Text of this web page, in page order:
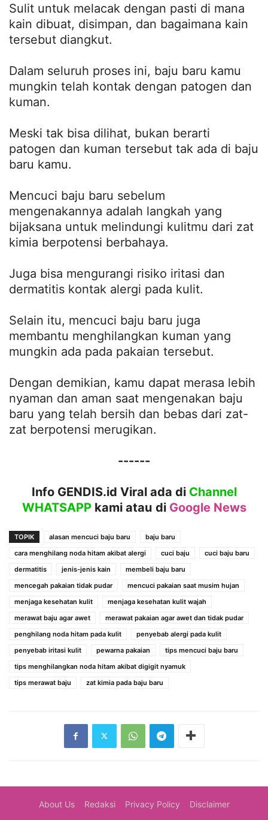
Sulit untuk melacak dengan pasti di mana
kain dibuat, disimpan, dan bagaimana kain
tersebut diangkut.
Dalam seluruh proses ini, baju baru kamu
mungkin telah kontak dengan patogen dan
kuman.
Meski tak bisa dilihat, bukan berarti
patogen dan kuman tersebut tak ada di baju
baru kamu.
Mencuci baju baru sebelum
mengenakannya adalah langkah yang
bijaksana untuk melindungi kulitmu dari zat
kimia berpotensi berbahaya.
Juga bisa mengurangi risiko iritasi dan
dermatitis kontak alergi pada kulit.
Selain itu, mencuci baju baru juga
membantu menghilangkan kuman yang
mungkin ada pada pakaian tersebut.
Dengan demikian, kamu dapat merasa lebih
nyaman dan aman saat mengenakan baju
baru yang telah bersih dan bebas dari zat-
zat berpotensi merugikan.
------
Info GENDIS.id Viral ada di Channel
WHATSAPPkami atau di Google News
TOPIK alasan mencuci baju baru
baju baru
cara menghilang noda hitam akibat alergi
cuci baju
cuci baju baru
dermatitis
jenis-jenis kain
membeli baju baru
mencegah pakaian tidak pudar
mencuci pakaian saat musim hujan
menjaga kesehatan kulit
menjaga kesehatan kulit wajah
merawat baju agar awet
merawat pakaian agar awet dan tidak pudar
penghilang noda hitam pada kulit
penyebab alergi pada kulit
penyebab iritasi kulit
pewarna pakaian
tips mencuci baju baru
tips menghilangkan noda hitam akibat digigit nyamuk
tips merawat baju
zat kimia pada baju baru
About Us Redaksi Privacy Policy Disclaimer